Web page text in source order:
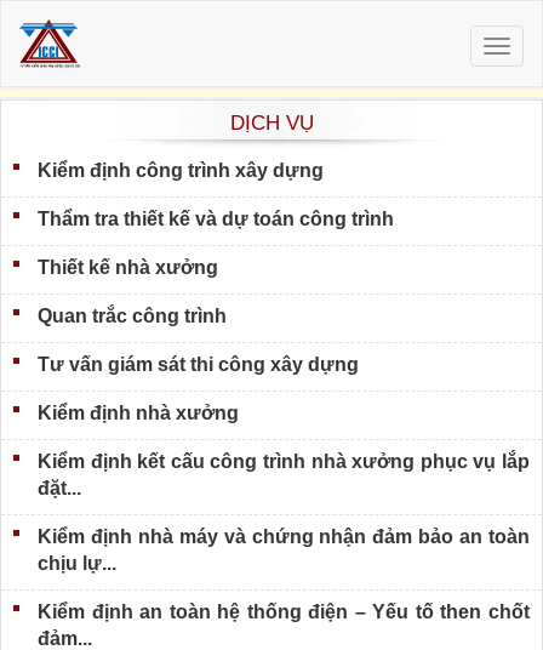
DỊCH VỤ
Kiểm định công trình xây dựng
Thẩm tra thiết kế và dự toán công trình
Thiết kế nhà xưởng
Quan trắc công trình
Tư vấn giám sát thi công xây dựng
Kiểm định nhà xưởng
Kiểm định kết cấu công trình nhà xưởng phục vụ lắp
đặt...
Kiểm định nhà máy và chứng nhận đảm bảo an toàn
chịu lự...
Kiểm định an toàn hệ thống điện – Yếu tố then chốt
đảm...